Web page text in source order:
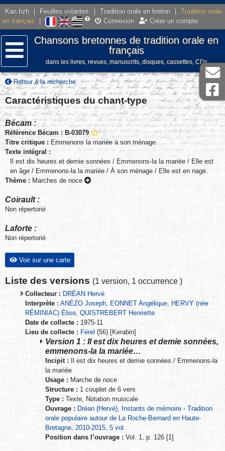
Kan.bzh Feuilles volantes Tradition orale en breton
Tradition orale
en français
Connexion Créer un compte
Menu
Chansons bretonnes de tradition orale en
français
dans les livres, revues, manuscrits, disques, cassettes, CDs
Retour à la recherche
Caractéristiques du chant-type
Bécam :
Référence Bécam : B-03079
Titre critique : Emmenons la mariée à son ménage
Texte intégral :
Il est dix heures et demie sonnées / Emmenons-la la mariée / Elle est
en âge / Emmenons-la la mariée / À son ménage / Elle est en nage.
Thème : Marches de noce
Coirault :
Non répertorié
Laforte :
Non répertorié
Voir sur une carte
Liste des versions (1 version, 1 occurrence )
Collecteur : DRÉAN Hervé
Interprète : ANÉZO Joseph, EONNET Angélique, HERVY (née
RÉMINIAC) Élise, QUISTREBERT Henriette
Date de collecte : 1975-11
Lieu de collecte : Férel (56) [Kerabin]
Version 1 : Il est dix heures et demie sonnées,
emmenons-la la mariée…
Incipit : Il est dix heures et demie sonnées / Emmenons-la
la mariée
Usage : Marche de noce
Structure : 1 couplet de 6 vers
Type : Texte, Notation musicale
Ouvrage : Dréan (Hervé), Instants de mémoire - Tradition
orale populaire autour de La Roche-Bernard en Haute-
Bretagne, 2010-2015, 5 vol.
Position dans l’ouvrage : Vol. 1, p. 126 [1]